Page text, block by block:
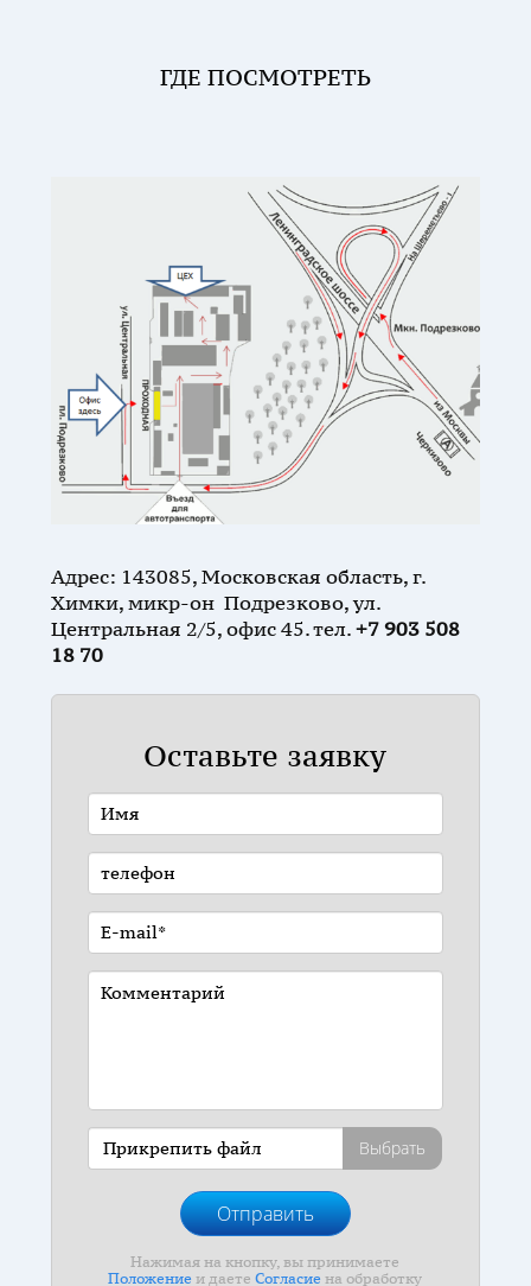
ГДЕ ПОСМОТРЕТЬ
Адрес: 143085, Московская область, г.
Химки, микр-он Подрезково, ул.
Центральная 2/5, офис 45. тел.+7 903 508
18 70
Оставьте заявку
Прикрепить файл Выбрать
Отправить
Нажимая на кнопку, вы принимаете
Положение и даетеСогласие на обработку